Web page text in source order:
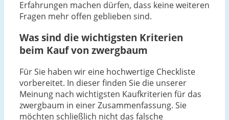
Erfahrungen machen dürfen, dass keine weiteren
Fragen mehr offen geblieben sind.
Was sind die wichtigsten Kriterien
beim Kauf von zwergbaum
Für Sie haben wir eine hochwertige Checkliste
vorbereitet. In dieser finden Sie die unserer
Meinung nach wichtigsten Kaufkriterien für das
zwergbaum in einer Zusammenfassung. Sie
möchten schließlich nicht das falsche